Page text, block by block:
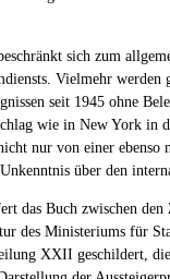
sich zum
Vielmehr werden
seit 1945 ohne
wie in New York in
nur von einer ebenso
über den
das Buch zwischen
des Ministeriums für
XXII geschildert,